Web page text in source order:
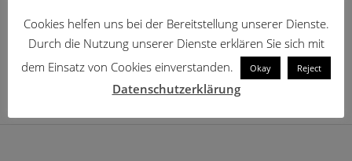
Cookies helfen uns bei der Bereitstellung unserer Dienste.
Durch die Nutzung unserer Dienste erklären Sie sich mit
dem Einsatz von Cookies einverstanden.
Okay Reject
Datenschutzerklärung